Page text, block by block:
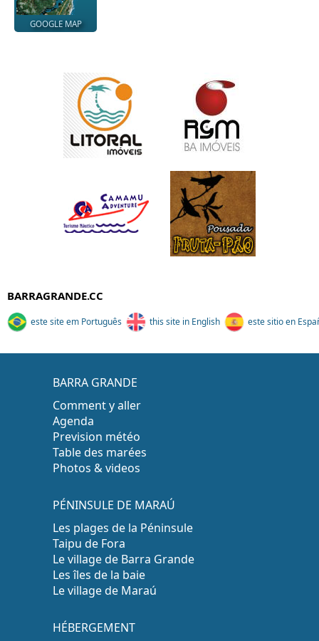
GOOGLE MAP
BARRAGRANDE.CC
este site em Português this site in English este sitio en
BARRA GRANDE
Comment y aller
Agenda
Prevision météo
Table des marées
Photos & videos
PÉNINSULE DE MARAÚ
Les plages de la Péninsule
Taipu de Fora
Le village de Barra Grande
Les îles de la baie
Le village de Maraú
HÉBERGEMENT